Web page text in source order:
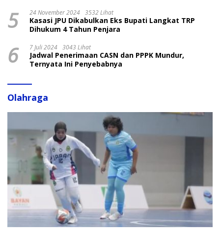
5 24 November 2024 3532 Lihat
Kasasi JPU Dikabulkan Eks Bupati Langkat TRP
Dihukum 4 Tahun Penjara
6 7 Juli 2024 3043 Lihat
Jadwal Penerimaan CASN dan PPPK Mundur,
Ternyata Ini Penyebabnya
Olahraga